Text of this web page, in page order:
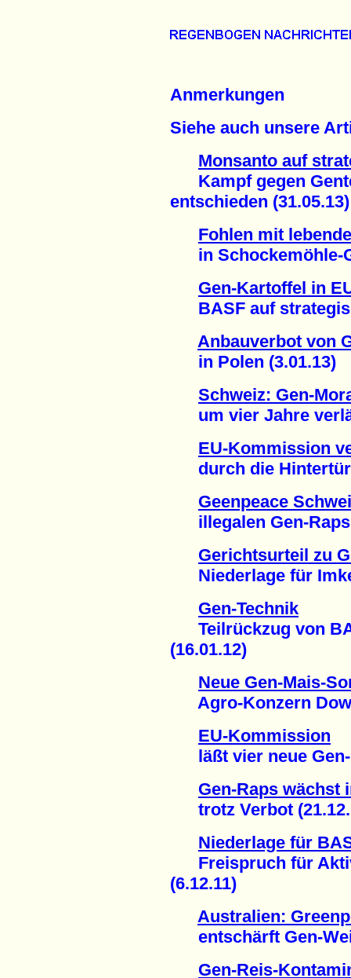
Anmerkungen
Siehe auch unsere
Monsanto auf
Kampf gegen
entschieden (31.05.13)
Fohlen mit
in Schockemöhle-
Gen-Kartoffel in
BASF auf
Anbauverbot von
in Polen (3.01.13)
Schweiz: Gen-
um vier Jahre
EU-Kommission
durch die Hintertür
Geenpeace
illegalen Gen-Raps
Gerichtsurteil zu
Niederlage für
Gen-Technik
Teilrückzug von
(16.01.12)
Neue Gen-Mais-
Agro-Konzern Dow
EU-Kommission
läßt vier neue Gen-
Gen-Raps wächst
trotz Verbot
Niederlage für
Freispruch für
(6.12.11)
Australien:
entschärft Gen-
Gen-Reis-